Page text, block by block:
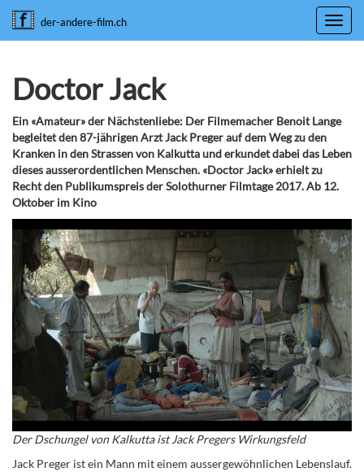
der-andere-film.ch
Doctor Jack
Ein «Amateur» der Nächstenliebe: Der Filmemacher Benoit Lange
begleitet den 87-jährigen Arzt Jack Preger auf dem Weg zu den
Kranken in den Strassen von Kalkutta und erkundet dabei das Leben
dieses ausserordentlichen Menschen. «Doctor Jack» erhielt zu
Recht den Publikumspreis der Solothurner Filmtage 2017. Ab 12.
Oktober im Kino
Der Dschungel von Kalkutta ist Jack Pregers Wirkungsfeld
Jack Preger ist ein Mann mit einem aussergewöhnlichen Lebenslauf.